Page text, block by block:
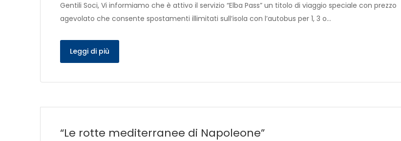
Gentili Soci, Vi informiamo che è attivo il servizio “Elba Pass” un titolo di viaggio speciale con prezzo
agevolato che consente spostamenti illimitati sull’isola con l’autobus per 1, 3 o…
Leggi di più
“Le rotte mediterranee di Napoleone”